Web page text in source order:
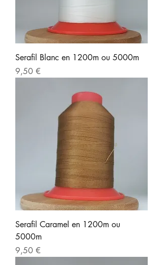
Serafil Blanc en 1200m ou 5000m
Prix
9,50 €
Serafil Caramel en 1200m ou
5000m
Prix
9,50 €